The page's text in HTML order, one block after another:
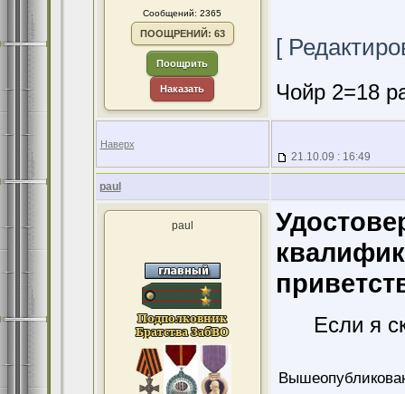
Сообщений: 2365
ПООЩРЕНИЙ: 63
Поощрить
Наказать
[
Чойр 2=18
Наверх
21.10.09 : 16:49
paul
paul
Если я